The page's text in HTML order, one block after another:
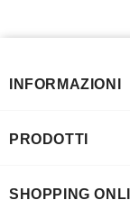
INFORMAZIONI
PRODOTTI
SHOPPING